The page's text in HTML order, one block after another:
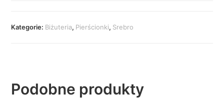
Kategorie: Biżuteria, Pierścionki, Srebro
Podobne produkty